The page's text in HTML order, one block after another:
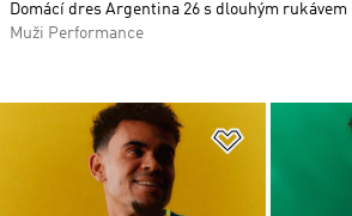
Přidat do
Domácí dres Argentina 26 s dlouhým rukávem
Muži Performance